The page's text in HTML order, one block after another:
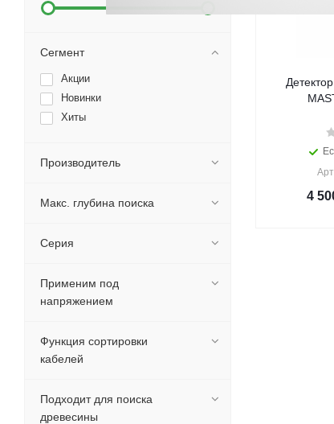
4
Сегмент
Акции
Новинки
Хиты
Производитель
Макс. глубина поиска
Серия
Применим под
напряжением
Функция сортировки
кабелей
Подходит для поиска
древесины